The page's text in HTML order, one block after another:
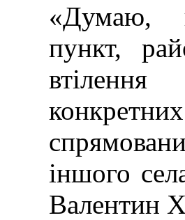
«Думаю,
пункт,
іншого
Валентин